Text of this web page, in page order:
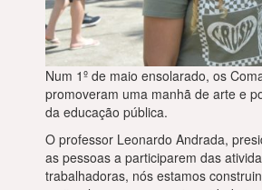
Num 1º de maio ensolarado, os
promoveram uma manhã de arte e
da educação pública.
O professor Leonardo Andrada,
as pessoas a participarem das
trabalhadoras, nós estamos